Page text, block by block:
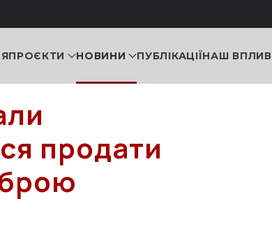
ПРОЄКТИ НОВИНИ ПУБЛІКАЦІЇНАШ ВПЛИВ
продати